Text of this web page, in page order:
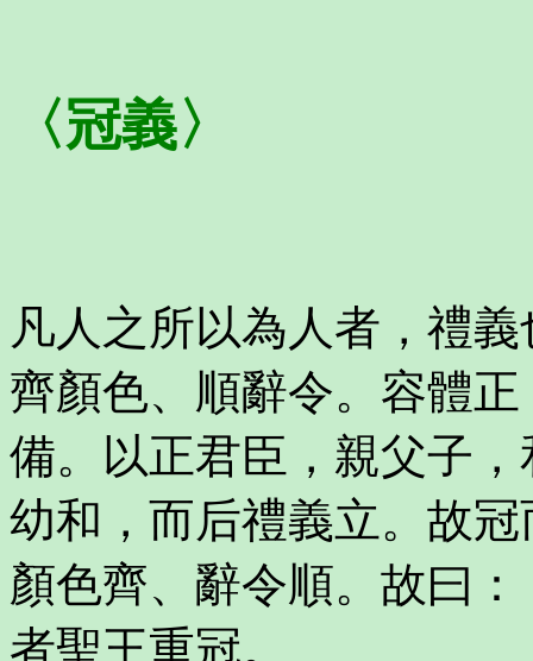
〈冠義〉
凡人之所以為人者，禮
齊顏色、順辭令。容體
備。以正君臣，親父子
幼和，而后禮義立。故
顏色齊、辭令順。故曰
者聖王重冠。